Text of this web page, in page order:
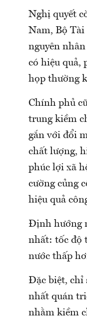
Nghị quyết
Nam, Bộ Tài
nguyên
có hiệu quả,
họp thường
Chính phủ
trung kiềm
gắn với đổi
chất lượng,
phúc lợi xã
cường củng
hiệu quả
Định hướng
nhất: tốc độ
nước thấp
Đặc biệt, chỉ
nhất quán
nhằm kiềm